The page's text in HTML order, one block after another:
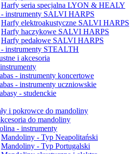
Harfy seria specjalna LYON & HEALY
instrumenty SALVI HARPS
Harfy elektroakustyczne SALVI HARPS
Harfy haczykowe SALVI HARPS
Harfy pedałowe SALVI HARPS
instrumenty STEALTH
i akcesoria
- instrumenty koncertowe
- instrumenty uczniowskie
- studenckie
i pokrowce do mandoliny
do mandoliny
- instrumenty
Mandoliny - Typ Neapolitański
Mandoliny - Typ Portugalski